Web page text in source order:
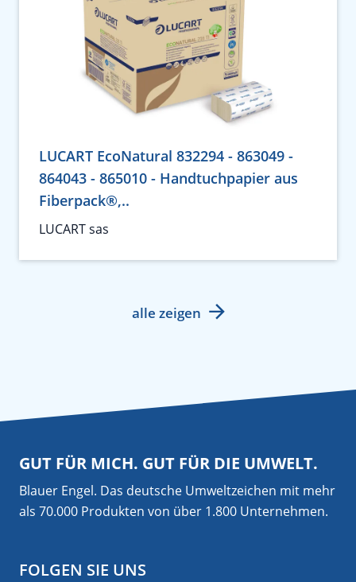
LUCART EcoNatural 832294 - 863049 -
864043 - 865010 - Handtuchpapier aus
Fiberpack®,..
LUCART sas
alle zeigen
GUT FÜR MICH. GUT FÜR DIE UMWELT.
Blauer Engel. Das deutsche Umweltzeichen mit mehr
als 70.000 Produkten von über 1.800 Unternehmen.
FOLGEN SIE UNS